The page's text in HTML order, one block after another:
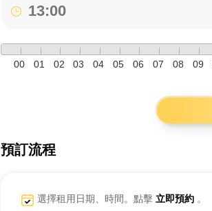
00 01 02 03 04 05 06 07 08 09
預訂流程
選擇租用日期、時間。點擊 立即預約 。